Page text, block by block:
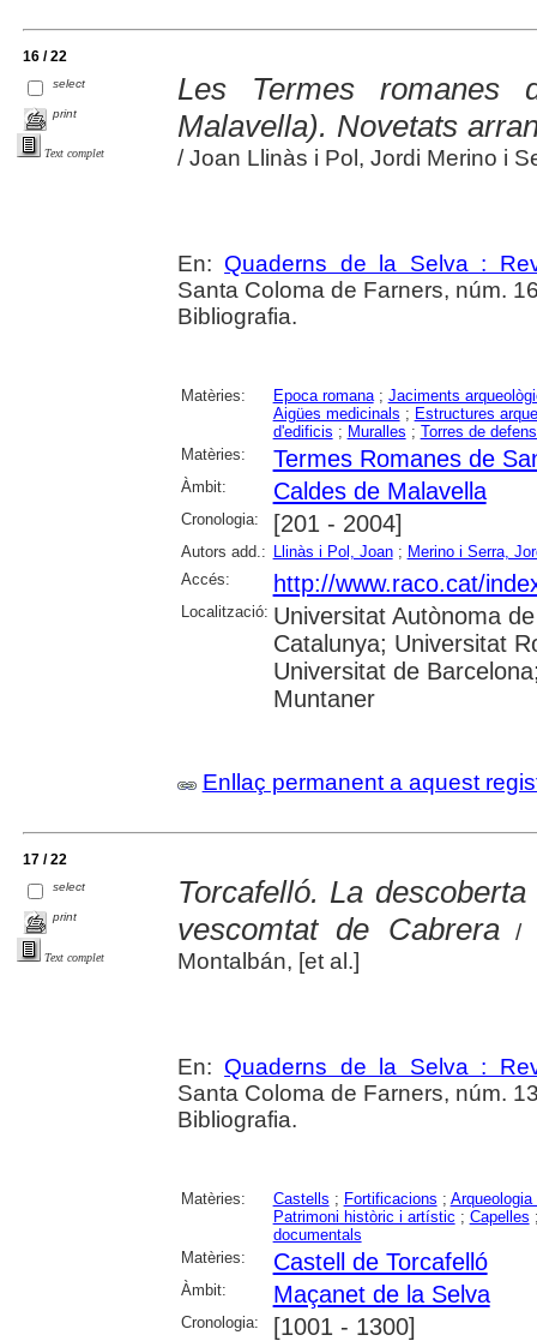
16 / 22
select
print
Text complet
Les Termes romanes
Malavella). Novetats
/ Joan Llinàs i Pol, Jordi Merino i
En: Quaderns de la Selva :
Santa Coloma de Farners, núm.
Bibliografia.
Matèries: Epoca romana; Jaciments
Aigües medicinals ; Estructures
d'edificis ; Muralles ; Torres de
Matèries:
Termes Romanes de
Àmbit: Caldes de Malavella
Cronologia: [201 - 2004]
Autors add.: Llinàs i Pol, Joan; Merino i Serra,
Accés:
http://www.raco.cat/
Localització: Universitat Autònoma
Catalunya; Universitat
Universitat de
Muntaner
Enllaç permanent a aquest
17 / 22
select
print
Text complet
Torcafelló. La
vescomtat de Cabrera/
Montalbán, [et al.]
En: Quaderns de la Selva :
Santa Coloma de Farners, núm.
Bibliografia.
Matèries: Castells ; Fortificacions ; Arqueologia
Patrimoni històric i artístic ; Capelles
documentals
Matèries:
Castell de Torcafelló
Àmbit: Maçanet de la Selva
Cronologia: [1001 - 1300]